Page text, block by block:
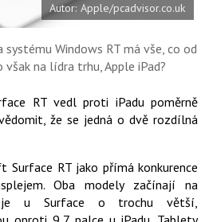
o
o
Autor: Apple/pcadvisor.co.uk
Windows RT má vše, co od
na lídra trhu, Apple iPad?
RT vedl proti iPadu poměrně
že se jedná o dvě rozdílná
Surface RT jako přímá konkurence
Oba modely začínají na
je u Surface o trochu větší,